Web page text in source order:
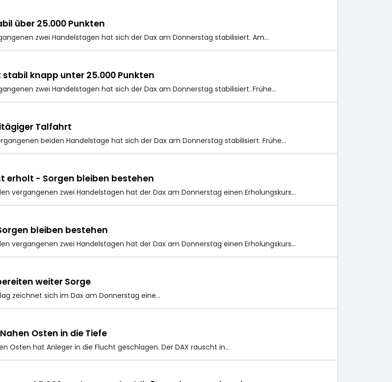
über 25.000 Punkten
zwei Handelstagen hat sich der Dax am Donnerstag stabilisiert. Am…
knapp unter 25.000 Punkten
zwei Handelstagen hat sich der Dax am Donnerstag stabilisiert. Frühe…
Talfahrt
beiden Handelstage hat sich der Dax am Donnerstag stabilisiert. Frühe…
erholt - Sorgen bleiben bestehen
vergangenen zwei Handelstagen hat der Dax am Donnerstag einen Erholungskurs…
bleiben bestehen
vergangenen zwei Handelstagen hat der Dax am Donnerstag einen Erholungskurs…
weiter Sorge
zeichnet sich im Dax am Donnerstag eine…
Osten in die Tiefe
Osten hat Anleger in die Flucht geschlagen. Der DAX rauscht in…